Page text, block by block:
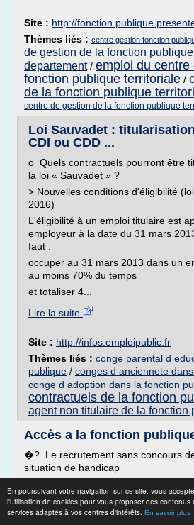
En poursuivant votre navigation sur ce site, vous
l'utilisation de cookies pour vous proposer des contenus
services adaptés à vos centres d'intérêts. En savoir plus
Site : http://
Thèmes liés : centre gestion fonction
de gestion de la fonction
departement/ emploi du
fonction publique territoriale /
de la fonction publique
centre de gestion de la fonction publique
Loi Sauvadet :
CDI ou CDD ...
o Quels contractuels pourront être
la loi « Sauvadet » ?
> Nouvelles conditions d'éligibilité
2016)
L'éligibilité à un emploi titulaire est
employeur à la date du 31 mars
faut :
occuper au 31 mars 2013 dans un
au moins 70% du temps
et totaliser 4...
Lire la suite
Site : http://infos.emploipublic.fr
Thèmes liés : conge parental d
publique / conges d anciennete
conge d adoption dans la fonction
contractuels de la fonction
agent non titulaire de la fonction
Accès a la fonction
�? Le recrutement sans concours
situation de handicap
Le recrutement sans concours peut
modalités générales visées ci-